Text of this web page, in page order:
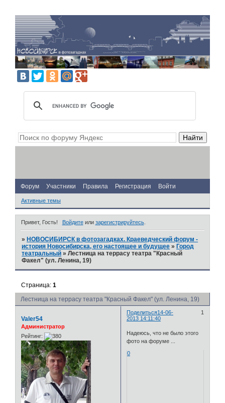
Форум Участники Правила Регистрация Войти
Активные темы
Привет, Гость! Войдитеили зарегистрируйтесь.
» НОВОСИБИРСК в фотозагадках. Краеведческий форум -
история Новосибирска, его настоящее и будущее » Город
театральный »Лестница на террасу театра "Красный
Факел" (ул. Ленина, 19)
Лестница на террасу театра "Красный Факел" (ул. Ленина, 19)
Страница:1
Поделиться 1
14-06-
2013 14:11:40
Valer54
Администратор
Рейтинг:
Надеюсь, что не было этого
фото на форуме ...
0